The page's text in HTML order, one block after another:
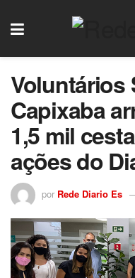
Voluntários
Capixaba
1,5 mil
ações do
por Rede Diario Es